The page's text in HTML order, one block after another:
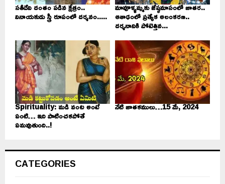
సతీదేవి దంతం పడిన క్షేత్రం..
వినాయకుడు స్త్రీ రూపంలో దర్శనం.....
మావూళ్ళమ్మకు జేష్ఠమాసంలో జాతర..
ఆశాఢంలో ప్రత్యేక అలంకరణ..
దర్శనానికి పోటెత్తిన...
Spirituality: మడి వంట అంటే
ఏంటి… ఇది పాటించకపోతే
ఏమవుతుంది..!
నేటి జాతకములు…15 మే, 2024
CATEGORIES